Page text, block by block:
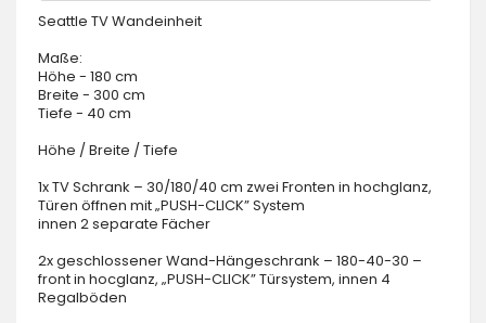
Seattle TV Wandeinheit
Maße:
Höhe - 180 cm
Breite - 300 cm
Tiefe - 40 cm
Höhe / Breite / Tiefe
1x TV Schrank – 30/180/40 cm zwei Fronten in hochglanz,
Türen öffnen mit „PUSH-CLICK” System
innen 2 separate Fächer
2x geschlossener Wand-Hängeschrank – 180-40-30 –
front in hocglanz, „PUSH-CLICK” Türsystem, innen 4
Regalböden